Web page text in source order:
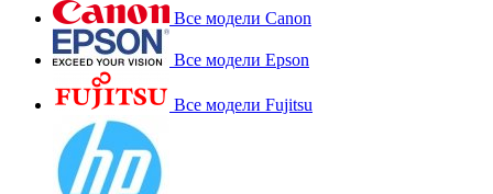
Все модели Canon
Все модели Epson
Все модели Fujitsu